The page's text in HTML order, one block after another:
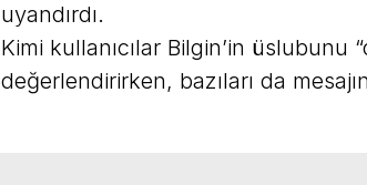
uyandırdı.
Kimi kullanıcılar Bilgin’in üslubunu
değerlendirirken, bazıları da